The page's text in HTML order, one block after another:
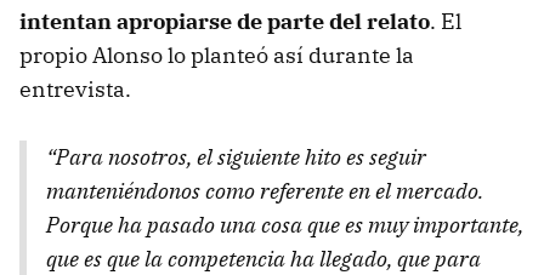
intentan apropiarse de parte del relato. El
propio Alonso lo planteó así durante la
entrevista.
“Para nosotros, el siguiente hito es seguir
manteniéndonos como referente en el mercado.
Porque ha pasado una cosa que es muy importante,
que es que la competencia ha llegado, que para